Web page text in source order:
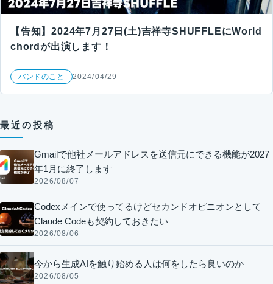
【告知】2024年7月27日(土)吉祥寺SHUFFLEにWorld
chordが出演します！
バンドのこと 2024/04/29
最近の投稿
Gmailで他社メールアドレスを送信元にできる機能が2027
年1月に終了します
2026/08/07
Codexメインで使ってるけどセカンドオピニオンとして
Claude Codeも契約しておきたい
2026/08/06
今から生成AIを触り始める人は何をしたら良いのか
2026/08/05